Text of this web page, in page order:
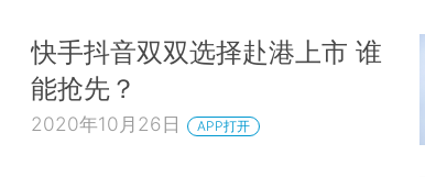
快手抖音双双选择赴港上市 谁
能抢先？
2020年10月26日 APP打开